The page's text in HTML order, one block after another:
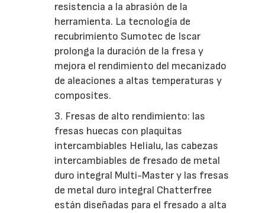
resistencia a la abrasión de la
herramienta. La tecnología de
recubrimiento Sumotec de Iscar
prolonga la duración de la fresa y
mejora el rendimiento del mecanizado
de aleaciones a altas temperaturas y
composites.
3. Fresas de alto rendimiento: las
fresas huecas con plaquitas
intercambiables Helialu, las cabezas
intercambiables de fresado de metal
duro integral Multi-Master y las fresas
de metal duro integral Chatterfree
están diseñadas para el fresado a alta